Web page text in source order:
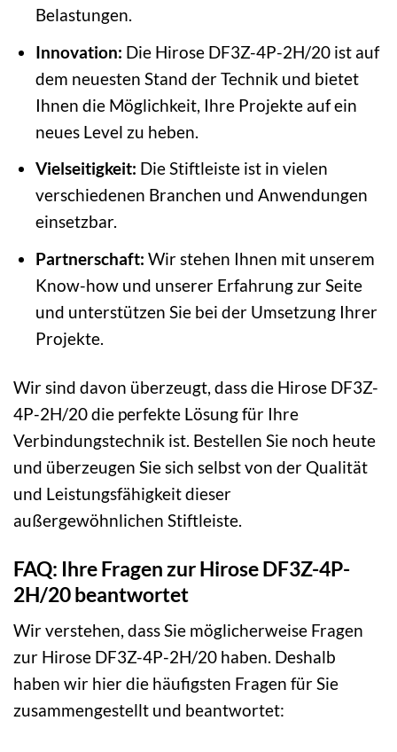
Belastungen.
Innovation: Die Hirose DF3Z-4P-2H/20 ist auf
dem neuesten Stand der Technik und bietet
Ihnen die Möglichkeit, Ihre Projekte auf ein
neues Level zu heben.
Vielseitigkeit: Die Stiftleiste ist in vielen
verschiedenen Branchen und Anwendungen
einsetzbar.
Partnerschaft: Wir stehen Ihnen mit unserem
Know-how und unserer Erfahrung zur Seite
und unterstützen Sie bei der Umsetzung Ihrer
Projekte.
Wir sind davon überzeugt, dass die Hirose DF3Z-
4P-2H/20 die perfekte Lösung für Ihre
Verbindungstechnik ist. Bestellen Sie noch heute
und überzeugen Sie sich selbst von der Qualität
und Leistungsfähigkeit dieser
außergewöhnlichen Stiftleiste.
FAQ: Ihre Fragen zur Hirose DF3Z-4P-
2H/20 beantwortet
Wir verstehen, dass Sie möglicherweise Fragen
zur Hirose DF3Z-4P-2H/20 haben. Deshalb
haben wir hier die häufigsten Fragen für Sie
zusammengestellt und beantwortet: